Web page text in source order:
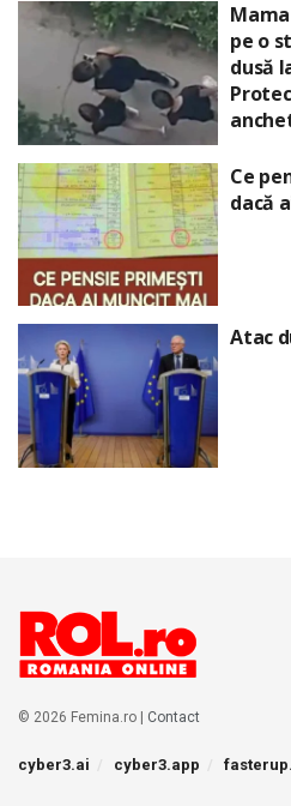
pe o
dusă
Ce
dacă
Atac
© 2026 Femina.ro | Contact
cyber3.ai cyber3.app